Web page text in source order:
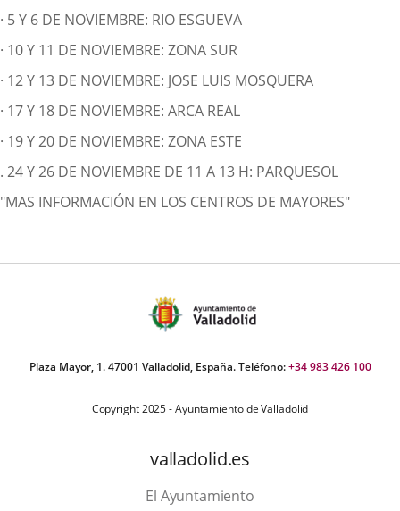
· 5 Y 6 DE NOVIEMBRE: RIO ESGUEVA
· 10 Y 11 DE NOVIEMBRE: ZONA SUR
· 12 Y 13 DE NOVIEMBRE: JOSE LUIS MOSQUERA
· 17 Y 18 DE NOVIEMBRE: ARCA REAL
· 19 Y 20 DE NOVIEMBRE: ZONA ESTE
. 24 Y 26 DE NOVIEMBRE DE 11 A 13 H: PARQUESOL
"MAS INFORMACIÓN EN LOS CENTROS DE MAYORES"
Plaza Mayor, 1. 47001 Valladolid, España. Teléfono:+34 983 426 100
Copyright 2025 - Ayuntamiento de Valladolid
valladolid.es
El Ayuntamiento